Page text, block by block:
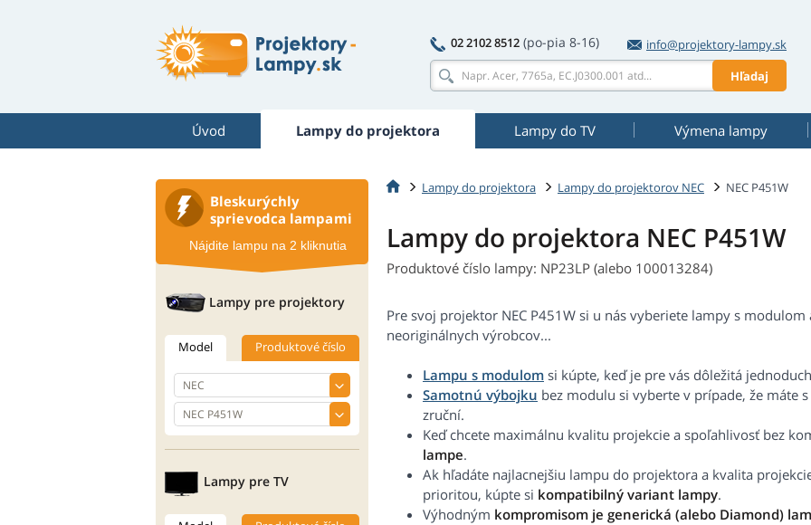
02 2102 8512 (po-pia 8-16)
info@projektory-lampy.sk
Hľadaj
Úvod Lampy do projektora Lampy do TV Výmena lampy
Lampy do projektora Lampy do projektorov NEC NEC P451W
Lampy do projektora NEC P451W
Produktové číslo lampy: NP23LP (alebo 100013284)
Pre svoj projektor NEC P451W si u nás vyberiete lampy s
neoriginálnych výrobcov...
Lampu s modulom si kúpte, keď je pre vás dôležitá
Samotnú výbojku bez modulu si vyberte v prípade, že máte
zruční.
Keď chcete maximálnu kvalitu projekcie a spoľahlivosť bez
lampe.
Ak hľadáte najlacnejšiu lampu do projektora a kvalita
prioritou, kúpte si kompatibilný variant lampy.
Výhodným kompromisom je generická (alebo Diamond)
Bleskurýchly
sprievodca lampami
Nájdite lampu na 2 kliknutia
Lampy pre projektory
Model Produktové číslo
Lampy pre TV